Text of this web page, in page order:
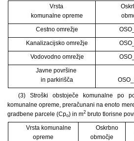
Vrsta
komunalne opreme
Cestno omrežje
Kanalizacijsko omrežje
Vodovodno omrežje
Javne površine
in parkirišča
(3) Stroški obstoječe komunalne po
komunalne opreme, preračunani na enoto
gradbene parcele (Cpo) in m2 bruto tlorisne
Vrsta komunalne
opreme
Oskrbno
območje